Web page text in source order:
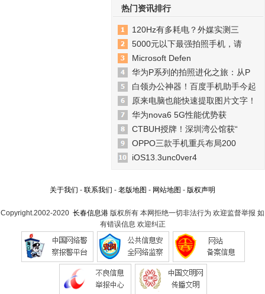
热门资讯排行
120Hz有多耗电？外媒实测三
5000元以下最强拍照手机，请
Microsoft Defen
华为P系列的拍照进化之旅：从P
白领办公神器！百度手机助手今起
原来电脑也能快速提取图片文字！
华为nova6 5G性能优势获
CTBUH授牌！深圳湾公馆获“
OPPO三款手机重兵布局200
iOS13.3unc0ver4
关于我们 - 联系我们 - 老版地图 - 网站地图 - 版权声明
Copyright.2002-2020 长春信息港 版权所有 本网拒绝一切非法行为 欢迎监督举报 如
有错误信息 欢迎纠正